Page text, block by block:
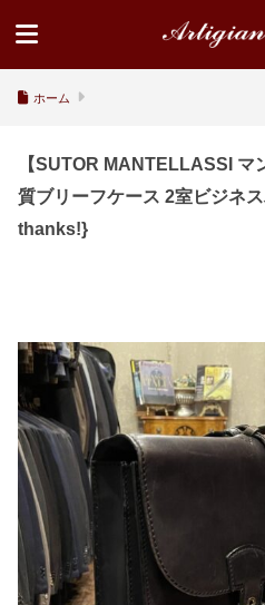
ホーム
【SUTOR MANTELLASSI マ
質ブリーフケース 2室ビジネ
thanks!}